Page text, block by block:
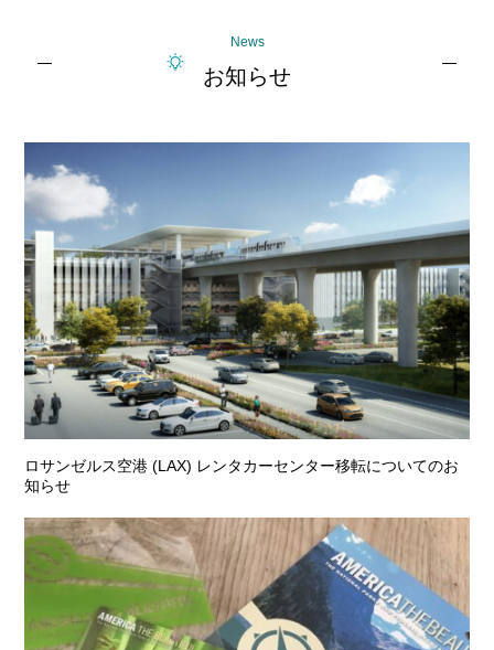
News
お知らせ
ロサンゼルス空港 (LAX) レンタカーセンター移転についてのお
知らせ